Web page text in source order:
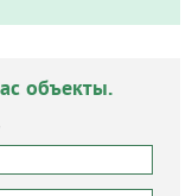
объекты.